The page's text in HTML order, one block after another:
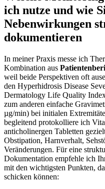
ich nutze und wie
Nebenwirkungen
⁣dokumentieren
In‍ meiner Praxis messe ich
‍Kombination aus
weil beide ‌Perspektiven oft
den Hyperhidrosis Disease
⁢Dermatology⁤ Life ⁢Quality
zum ​anderen ⁤einfache
µg/min) bei initialen
begleitend protokolliere ich
anticholinergen Tabletten
Obstipation, Harnverhalt,
Veränderungen. Für eine
Dokumentation empfehle ich
mit den wichtigsten Punkten,
schicken können: